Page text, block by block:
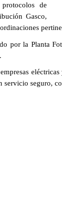
de
Gasco,
la Planta
servicio seguro,